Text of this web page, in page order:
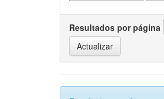
Resultados por página